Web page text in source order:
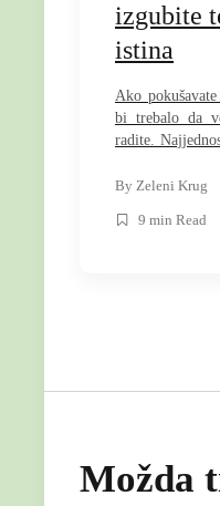
izgubite
istina
Ako
bi trebalo da
radite.
Dakle, ima
energična
By Zeleni Krug
9 min Read
Možda